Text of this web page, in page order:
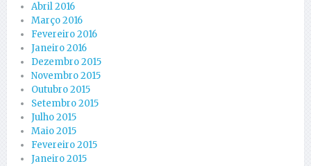
Abril 2016
Março 2016
Fevereiro 2016
Janeiro 2016
Dezembro 2015
Novembro 2015
Outubro 2015
Setembro 2015
Julho 2015
Maio 2015
Fevereiro 2015
Janeiro 2015